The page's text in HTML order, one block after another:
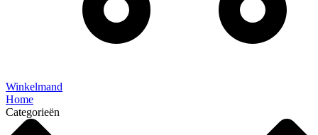
Winkelmand
Home
Categorieën